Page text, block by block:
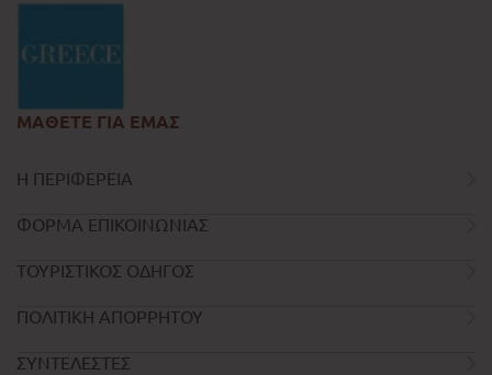
ΜΑΘΕΤΕ ΓΙΑ ΕΜΑΣ
Η ΠΕΡΙΦΕΡΕΙΑ
ΦΟΡΜΑ ΕΠΙΚΟΙΝΩΝΙΑΣ
ΤΟΥΡΙΣΤΙΚΟΣ ΟΔΗΓΟΣ
ΠΟΛΙΤΙΚΗ ΑΠΟΡΡΗΤΟΥ
ΣΥΝΤΕΛΕΣΤΕΣ